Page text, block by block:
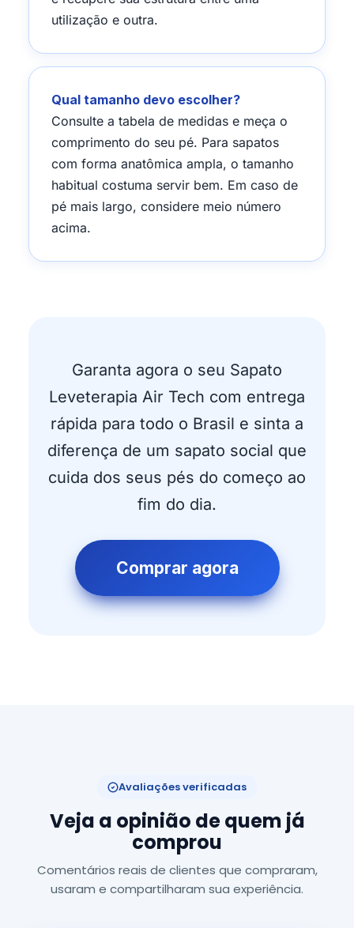
utilização e outra.
Qual tamanho devo escolher?
Consulte a tabela de medidas e meça o
comprimento do seu pé. Para sapatos
com forma anatômica ampla, o tamanho
habitual costuma servir bem. Em caso de
pé mais largo, considere meio número
acima.
Garanta agora o seu Sapato
Leveterapia Air Tech com entrega
rápida para todo o Brasil e sinta a
diferença de um sapato social que
cuida dos seus pés do começo ao
fim do dia.
Comprar agora
Avaliações verificadas
Veja a opinião de quem já
comprou
Comentários reais de clientes que compraram,
usaram e compartilharam sua experiência.